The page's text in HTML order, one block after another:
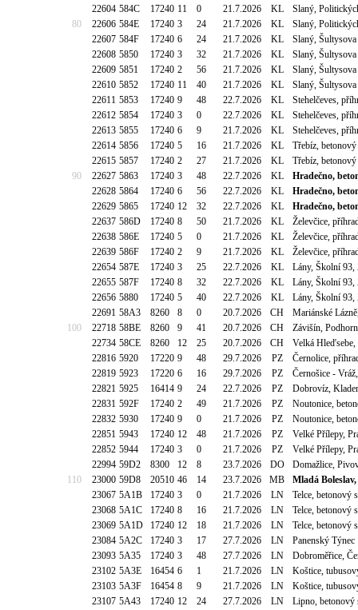
22604 584C 17240 11 0 21.7.2026 KL
Slaný,
80
22606 584E 17240 3 24 21.7.2026 KL
Slaný,
22607 584F 17240 6 24 21.7.2026 KL
Slaný,
22608 5850 17240 3 32 21.7.2026 KL
Slaný,
22609 5851 17240 2 56 21.7.2026 KL
Slaný,
22610 5852 17240 11 40 21.7.2026 KL
Slaný,
22611 5853 17240 9 48 22.7.2026 KL
Stehelčeves,
22612 5854 17240 3 0 22.7.2026 KL
Stehelčeves,
22613 5855 17240 6 9 21.7.2026 KL
Stehelčeves,
22614 5856 17240 5 16 21.7.2026 KL
Třebíz,
22615 5857 17240 2 27 21.7.2026 KL
Třebíz,
90
22627 5863 17240 3 48 22.7.2026 KL
Hradečno,
22628 5864 17240 6 56 22.7.2026 KL
Hradečno,
22629 5865 17240 12 32 22.7.2026 KL
Hradečno,
22637 586D 17240 8 50 21.7.2026 KL
Želevčice,
22638 586E 17240 5 0 21.7.2026 KL
Želevčice,
22639 586F 17240 2 9 21.7.2026 KL
Želevčice,
22654 587E 17240 3 25 22.7.2026 KL
Lány, Školní 93,
22655 587F 17240 8 32 22.7.2026 KL
Lány, Školní 93,
22656 5880 17240 5 40 22.7.2026 KL
Lány, Školní 93,
22691 58A3 8260 8 0 20.7.2026 CH
Mariánské
100
22718 58BE 8260 9 41 20.7.2026 CH
Závišín,
22734 58CE 8260 12 25 20.7.2026 CH
Velká
22816 5920 17220 9 48 29.7.2026 PZ
Černolice,
22819 5923 17220 6 16 29.7.2026 PZ
Černošice -
22821 5925 16414 9 24 22.7.2026 PZ
Dobrovíz,
22831 592F 17240 2 49 21.7.2026 PZ
Noutonice,
22832 5930 17240 9 0 21.7.2026 PZ
Noutonice,
22851 5943 17240 12 48 21.7.2026 PZ
Velké Přílepy,
22852 5944 17240 3 0 21.7.2026 PZ
Velké Přílepy,
22994 59D2 8300 12 8 23.7.2026 DO
Domažlice,
110
23000 59D8 20510 46 14 23.7.2026 MB
Mladá
23067 5A1B 17240 3 0 21.7.2026 LN
Telce, betonový
23068 5A1C 17240 8 16 21.7.2026 LN
Telce, betonový
23069 5A1D 17240 12 18 21.7.2026 LN
Telce, betonový
23084 5A2C 17240 3 17 27.7.2026 LN
Panenský
23093 5A35 17240 3 48 27.7.2026 LN
Dobroměřice,
23102 5A3E 16454 6 1 21.7.2026 LN
Koštice,
23103 5A3F 16454 8 9 21.7.2026 LN
Koštice,
23107 5A43 17240 12 24 27.7.2026 LN
Lipno, betonový